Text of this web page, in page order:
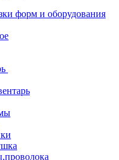
форм и оборудования